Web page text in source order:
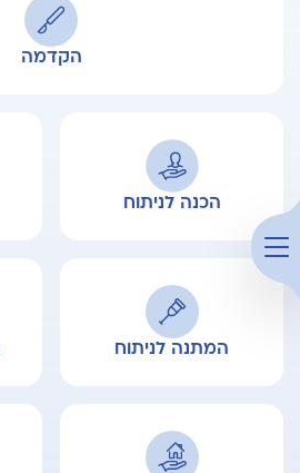
הקדמה
הכנה לניתוח
המתנה לניתוח
פתח תפריט